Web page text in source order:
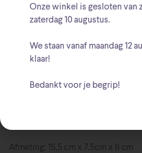
Merk:Walt Disney
Afmeting: 15,5 cm x 7,5cm x 6 cm
Onze winkel is gesloten van
zaterdag 10 augustus.
We staan vanaf maandag 12
klaar!
Bedankt voor je begrip!